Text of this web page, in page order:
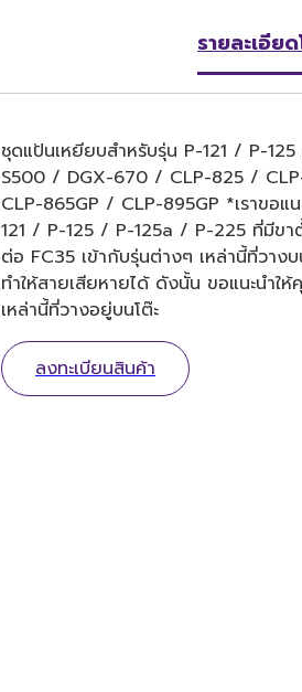
รายละเอีย
ชุดแป้นเหยียบสำหรับรุ่น P-121 / P-
S500 / DGX-670 / CLP-825 /
CLP-865GP / CLP-895GP *เราขอแ
121 / P-125 / P-125a / P-225 ที่มีข
ต่อ FC35 เข้ากับรุ่นต่างๆ เหล่านี้ที่วาง
ทำให้สายเสียหายได้ ดังนั้น ขอแนะนำใ
เหล่านี้ที่วางอยู่บนโต๊ะ
ลงทะเบียนสินค้า